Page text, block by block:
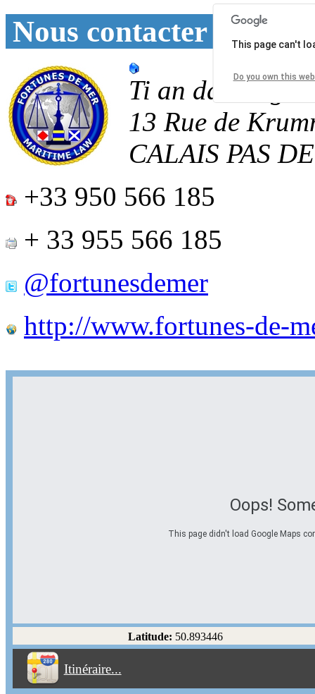
Nous contacter
Ti an
13 Rue de
CALAIS PAS
+33 950 566 185
+ 33 955 566 185
@fortunesdemer
http://www.fortunes-de-
Oops!
This page didn't load Google Maps
This page can't
Do you own this
Latitude: 50.893446
Itinéraire...
Éviter les autoroutes
Éviter les péages
Partir! Reset